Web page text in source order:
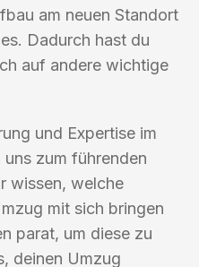
am neuen Standort
Dadurch hast du
auf andere wichtige
und Expertise im
zum führenden
wissen, welche
mit sich bringen
parat, um diese zu
deinen Umzug